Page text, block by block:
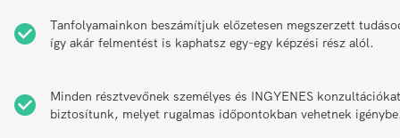
Tanfolyamainkon beszámítjuk előzetesen megszerzett
így akár felmentést is kaphatsz egy-egy képzési rész alól.
Minden résztvevőnek személyes és INGYENES konzultációkat
biztosítunk, melyet rugalmas időpontokban vehetnek